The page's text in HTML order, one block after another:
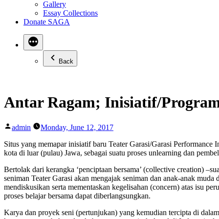
Gallery
Essay Collections
Donate SAGA
Back
Antar Ragam; Inisiatif/
Posted
admin
Monday, June 12, 2017
Situs yang memapar inisiatif baru Teater Garasi/Garasi
kota di luar (pulau) Jawa, sebagai suatu proses unlearning dan
Bertolak dari kerangka ‘penciptaan bersama’ (collective creation)
seniman Teater Garasi akan mengajak seniman dan anak-anak
mendiskusikan serta mementaskan kegelisahan (concern) atas isu
proses belajar bersama dapat diberlangsungkan.
Karya dan proyek seni (pertunjukan) yang kemudian tercipta di